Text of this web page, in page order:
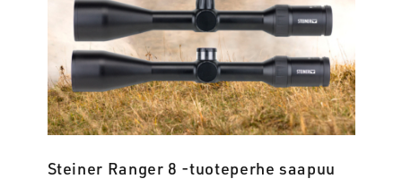
Steiner Ranger 8 -tuoteperhe saapuu